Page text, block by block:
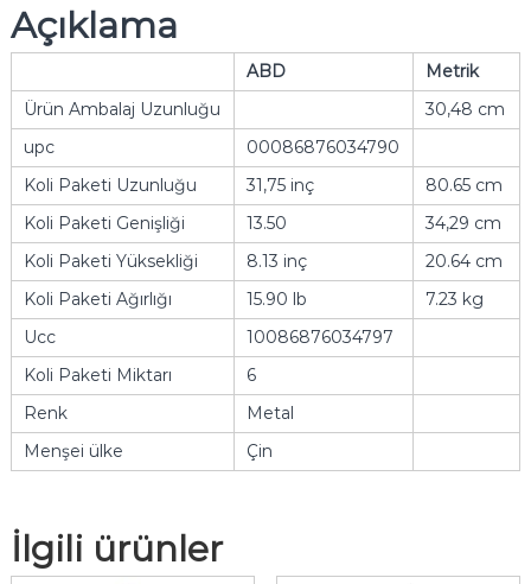
Açıklama
ABD
Metrik
Ürün Ambalaj Uzunluğu
30,48 cm
upc
00086876034790
Koli Paketi Uzunluğu
31,75 inç
80.65 cm
Koli Paketi Genişliği
13.50
34,29 cm
Koli Paketi Yüksekliği
8.13 inç
20.64 cm
Koli Paketi Ağırlığı
15.90 lb
7.23 kg
Ucc
10086876034797
Koli Paketi Miktarı
6
Renk
Metal
Menşei ülke
Çin
İlgili ürünler